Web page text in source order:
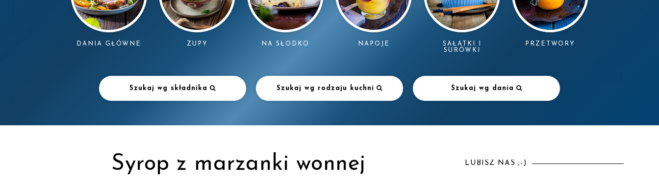
DANIA GŁÓWNE ZUPY NA SŁODKO NAPOJE
SAŁATKI I
SURÓWKI
PRZETWORY
Szukaj wg składnika Szukaj wg rodzaju kuchni Szukaj wg dania
Syrop z marzanki wonnej LUBISZ NAS ;-)